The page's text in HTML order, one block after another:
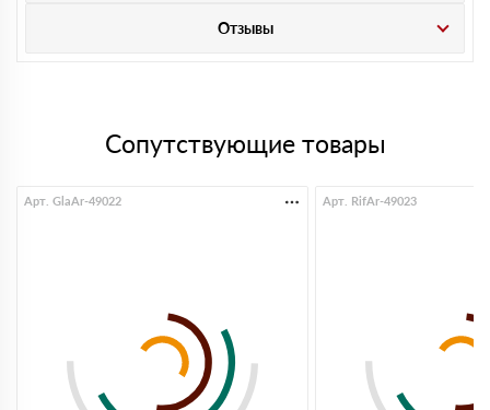
Отзывы
Сопутствующие товары
Арт. GlaAr-49022 Арт. RifAr-49023